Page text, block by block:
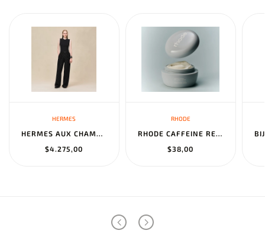
HERMES
HERMES AUX CHAMPS EN FLEURS" PANTS NOIR
$4.275,00
RHODE
RHODE CAFFEINE RESET SCULPTING CREAM MASK
$38,00